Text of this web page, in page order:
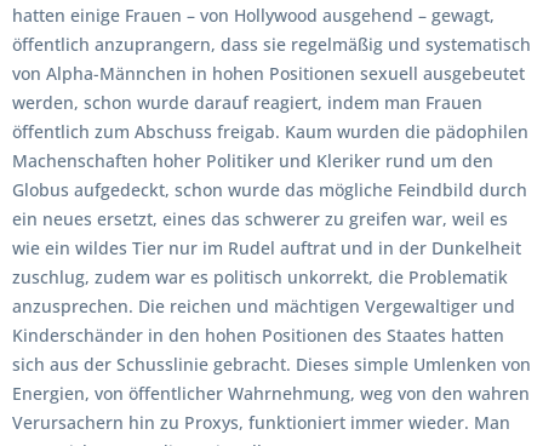
hatten einige Frauen – von Hollywood ausgehend – gewagt,
öffentlich anzuprangern, dass sie regelmäßig und systematisch
von Alpha-Männchen in hohen Positionen sexuell ausgebeutet
werden, schon wurde darauf reagiert, indem man Frauen
öffentlich zum Abschuss freigab. Kaum wurden die pädophilen
Machenschaften hoher Politiker und Kleriker rund um den
Globus aufgedeckt, schon wurde das mögliche Feindbild durch
ein neues ersetzt, eines das schwerer zu greifen war, weil es
wie ein wildes Tier nur im Rudel auftrat und in der Dunkelheit
zuschlug, zudem war es politisch unkorrekt, die Problematik
anzusprechen. Die reichen und mächtigen Vergewaltiger und
Kinderschänder in den hohen Positionen des Staates hatten
sich aus der Schusslinie gebracht. Dieses simple Umlenken von
Energien, von öffentlicher Wahrnehmung, weg von den wahren
Verursachern hin zu Proxys, funktioniert immer wieder. Man